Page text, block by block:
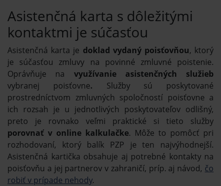
Asistenčná karta s dôležitými
kontaktmi je súčasťou
Asistenčná karta je doklad vydaný poisťovňou, ktorý
je súčasťou zmluvy na povinné zmluvné poistenie.
Oprávňuje na využívanie asistenčných služieb
vybranej poisťovne. Služby sú poskytované
prostredníctvom zmluvných spoločností poisťovne a
ich rozsah je u jednotlivých poskytovateľov odlišný,
preto je rovnako veľmi praktické si tieto služby
porovnať v online kalkulačke. Môže to pomôcť pri
rozhodovaní, ktorý balík PZP je ten najvýhodnejší.
Asistenčná kartička obsahuje aj potrebné kontakty na
poisťovňu a jej partnerov v zahraničí, príp. aj návod, čo
robiť v prípade nehody.